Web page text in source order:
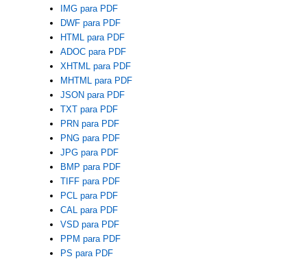
IMG para PDF
DWF para PDF
HTML para PDF
ADOC para PDF
XHTML para PDF
MHTML para PDF
JSON para PDF
TXT para PDF
PRN para PDF
PNG para PDF
JPG para PDF
BMP para PDF
TIFF para PDF
PCL para PDF
CAL para PDF
VSD para PDF
PPM para PDF
PS para PDF